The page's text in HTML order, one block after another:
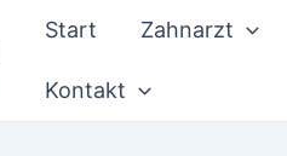
Start Zahnarzt
Kontakt